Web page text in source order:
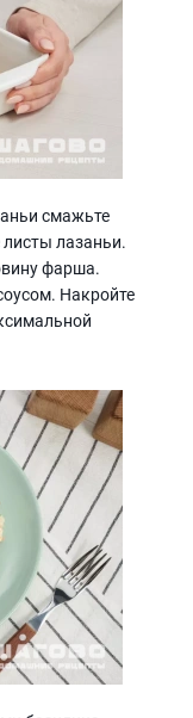
смажьте
лазаньи.
фарша.
Накройте